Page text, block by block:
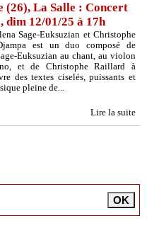
(26), La Salle : Concert
dim 12/01/25 à 17h
Sage-Euksuzian et Christophe
est un duo composé de
Euksuzian au chant, au violon
et de Christophe Raillard à
des textes ciselés, puissants et
pleine de...
Lire la suite